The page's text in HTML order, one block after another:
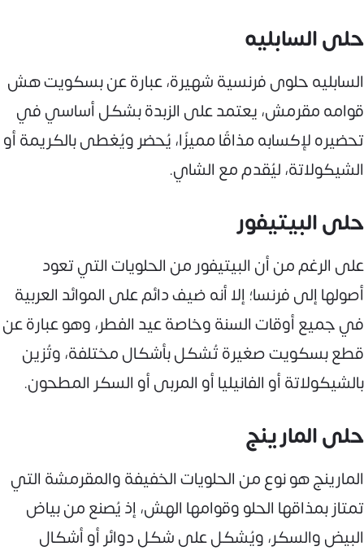
حلى السابليه
السابليه حلوى فرنسية شهيرة، عبارة عن بسكويت هش
قوامه مقرمش، يعتمد على الزبدة بشكل أساسي في
تحضيره لإكسابه مذاقًا مميزًا، يُحضر ويُغطى بالكريمة أو
الشيكولاتة، ليُقدم مع الشاي.
حلى البيتيفور
على الرغم من أن البيتيفور من الحلويات التي تعود
أصولها إلى فرنسا؛ إلا أنه ضيف دائم على الموائد العربية
في جميع أوقات السنة وخاصة عيد الفطر، وهو عبارة عن
قطع بسكويت صغيرة تُشكل بأشكال مختلفة، وتُزين
بالشيكولاتة أو الفانيليا أو المربى أو السكر المطحون.
حلى المارينج
المارينج هو نوع من الحلويات الخفيفة والمقرمشة التي
تمتاز بمذاقها الحلو وقوامها الهش، إذ يُصنع من بياض
البيض والسكر، ويُشكل على شكل دوائر أو أشكال